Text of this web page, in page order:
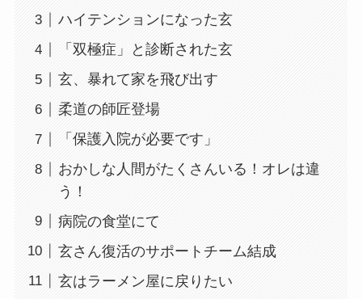
ハイテンションになった玄
「双極症」と診断された玄
玄、暴れて家を飛び出す
柔道の師匠登場
「保護入院が必要です」
おかしな人間がたくさんいる！オレは違
う！
病院の食堂にて
玄さん復活のサポートチーム結成
玄はラーメン屋に戻りたい